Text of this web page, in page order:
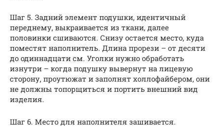
Шаг 5. Задний элемент подушки, идентичный
переднему, выкраивается из ткани, далее
половинки сшиваются. Снизу остается место, куда
поместят наполнитель. Длина прорези – от десяти
до одиннадцати см. Уголки нужно обработать
изнутри – когда подушку вывернут на лицевую
сторону, проутюжат и заполнят холлофайбером, они
не должны топорщиться и портить внешний вид
изделия.
Шаг 6. Место для наполнителя зашивается.